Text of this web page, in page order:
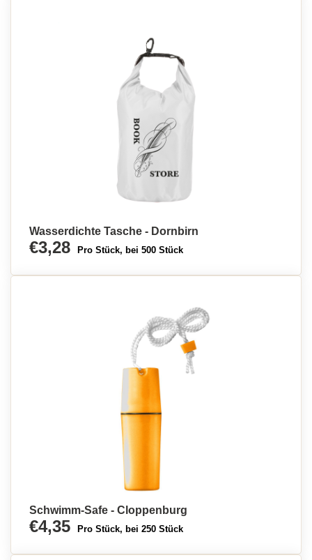
Wasserdichte Tasche - Dornbirn
€3,28 Pro Stück, bei 500 Stück
Schwimm-Safe - Cloppenburg
€4,35 Pro Stück, bei 250 Stück